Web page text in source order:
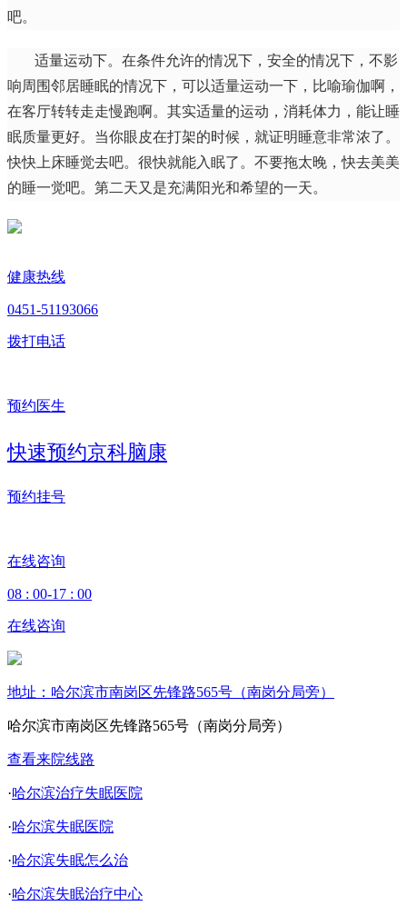
吧。
适量运动下。在条件允许的情况下，安全的情况下，不影
响周围邻居睡眠的情况下，可以适量运动一下，比喻瑜伽啊，
在客厅转转走走慢跑啊。其实适量的运动，消耗体力，能让睡
眠质量更好。当你眼皮在打架的时候，就证明睡意非常浓了。
快快上床睡觉去吧。很快就能入眠了。不要拖太晚，快去美美
的睡一觉吧。第二天又是充满阳光和希望的一天。
健康热线
0451-51193066
拨打电话
预约医生
快速预约京科脑康
预约挂号
在线咨询
08 : 00-17 : 00
在线咨询
地址：哈尔滨市南岗区先锋路565号（南岗分局旁）
哈尔滨市南岗区先锋路565号（南岗分局旁）
查看来院线路
·哈尔滨治疗失眠医院
·哈尔滨失眠医院
·哈尔滨失眠怎么治
·哈尔滨失眠治疗中心